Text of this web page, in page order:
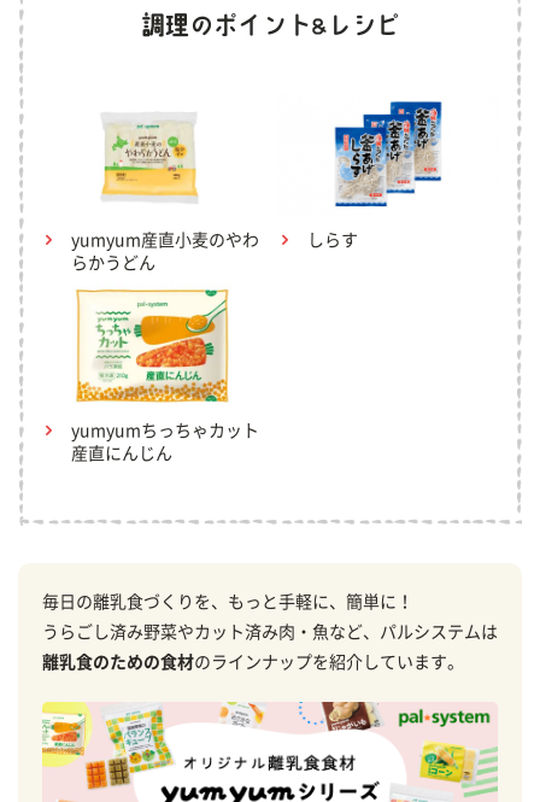
yumyum産直小麦のやわ
らかうどん
しらす
yumyumちっちゃカット
産直にんじん
毎日の離乳食づくりを、もっと手軽に、簡単に！
うらごし済み野菜やカット済み肉・魚など、パルシステムは
離乳食のための食材のラインナップを紹介しています。